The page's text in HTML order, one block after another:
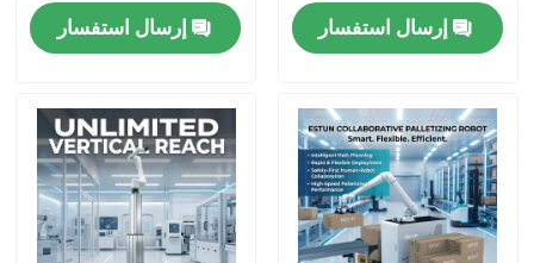
المنزل
المنتجات
فيديوهات
المقبض
إرسال استفسار
CNGBS محرك تحديد
المواقع لحامإرسال استفسار